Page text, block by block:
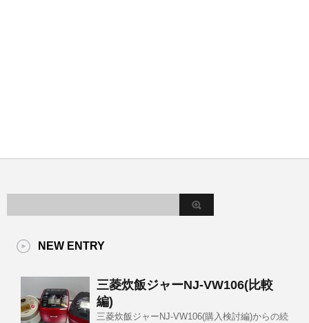
NEW ENTRY
三菱炊飯ジャーNJ-VW106(比較
編)
三菱炊飯ジャーNJ-VW106(購入検討編)からの続